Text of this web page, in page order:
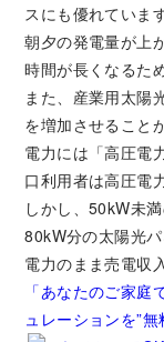
スにも優れています
朝夕の発電量が上
時間が長くなるた
また、産業用太陽
を増加させること
電力には「高圧電
口利用者は高圧電
しかし、50kW未
80kW分の太陽光
電力のまま売電収
「あなたのご家庭
ュレーションを”